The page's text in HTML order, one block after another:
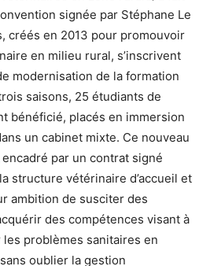
signée par Stéphane Le
créés en 2013 pour promouvoir
en milieu rural, s’inscrivent
modernisation de la formation
saisons, 25 étudiants de
bénéficié, placés en immersion
un cabinet mixte. Ce nouveau
encadré par un contrat signé
structure vétérinaire d’accueil et
ambition de susciter des
des compétences visant à
problèmes sanitaires en
oublier la gestion